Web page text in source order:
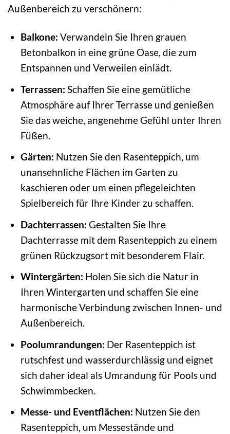
Außenbereich zu verschönern:
Balkone: Verwandeln Sie Ihren grauen
Betonbalkon in eine grüne Oase, die zum
Entspannen und Verweilen einlädt.
Terrassen: Schaffen Sie eine gemütliche
Atmosphäre auf Ihrer Terrasse und genießen
Sie das weiche, angenehme Gefühl unter Ihren
Füßen.
Gärten: Nutzen Sie den Rasenteppich, um
unansehnliche Flächen im Garten zu
kaschieren oder um einen pflegeleichten
Spielbereich für Ihre Kinder zu schaffen.
Dachterrassen: Gestalten Sie Ihre
Dachterrasse mit dem Rasenteppich zu einem
grünen Rückzugsort mit besonderem Flair.
Wintergärten: Holen Sie sich die Natur in
Ihren Wintergarten und schaffen Sie eine
harmonische Verbindung zwischen Innen- und
Außenbereich.
Poolumrandungen: Der Rasenteppich ist
rutschfest und wasserdurchlässig und eignet
sich daher ideal als Umrandung für Pools und
Schwimmbecken.
Messe- und Eventflächen: Nutzen Sie den
Rasenteppich, um Messestände und